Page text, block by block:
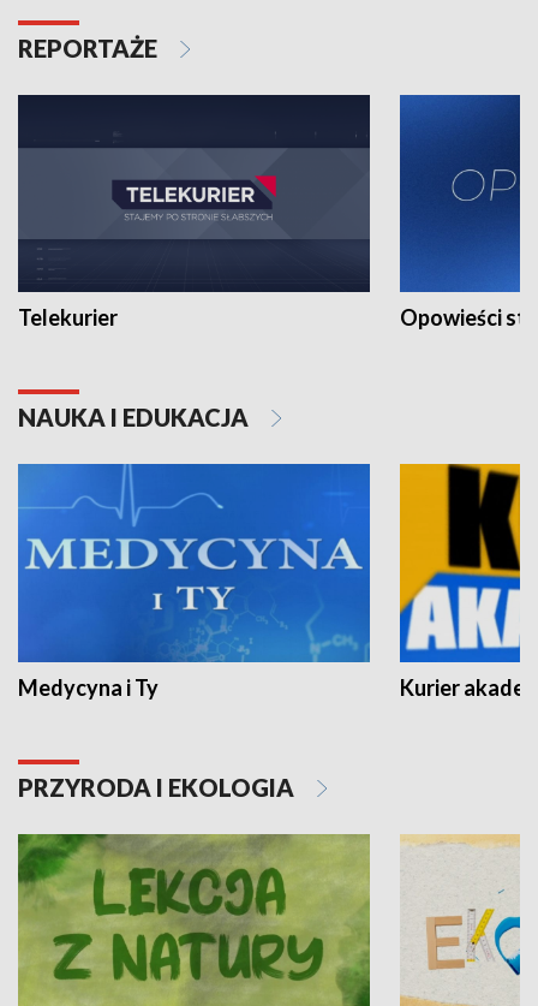
REPORTAŻE
Telekurier Opowieści
NAUKA I EDUKACJA
Medycyna i Ty Kurier
PRZYRODA I EKOLOGIA